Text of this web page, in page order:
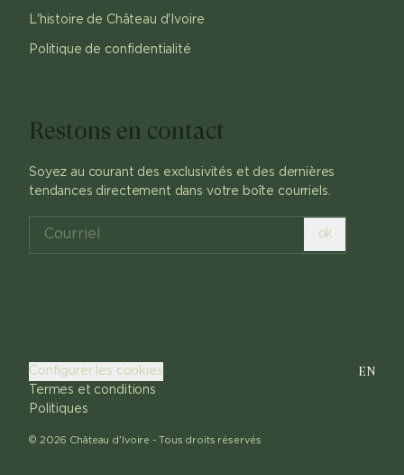
L'histoire de Château d'Ivoire
Politique de confidentialité
Restons en contact
Soyez au courant des exclusivités et des dernières
tendances directement dans votre boîte courriels.
ok
© 2026 Château d'Ivoire - Tous droits réservés
Configurer les cookies
Termes et conditions
Politiques
EN